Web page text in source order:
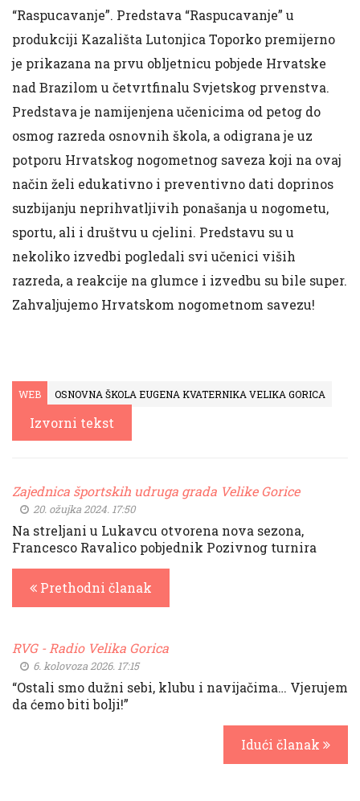
“Raspucavanje”. Predstava “Raspucavanje” u
produkciji Kazališta Lutonjica Toporko premijerno
je prikazana na prvu obljetnicu pobjede Hrvatske
nad Brazilom u četvrtfinalu Svjetskog prvenstva.
Predstava je namijenjena učenicima od petog do
osmog razreda osnovnih škola, a odigrana je uz
potporu Hrvatskog nogometnog saveza koji na ovaj
način želi edukativno i preventivno dati doprinos
suzbijanju neprihvatljivih ponašanja u nogometu,
sportu, ali i društvu u cjelini. Predstavu su u
nekoliko izvedbi pogledali svi učenici viših
razreda, a reakcije na glumce i izvedbu su bile super.
Zahvaljujemo Hrvatskom nogometnom savezu!
WEB OSNOVNA ŠKOLA EUGENA KVATERNIKA VELIKA GORICA
Izvorni tekst
Zajednica športskih udruga grada Velike Gorice
20. ožujka 2024. 17:50
Na streljani u Lukavcu otvorena nova sezona,
Francesco Ravalico pobjednik Pozivnog turnira
Prethodni članak
RVG - Radio Velika Gorica
6. kolovoza 2026. 17:15
“Ostali smo dužni sebi, klubu i navijačima… Vjerujem
da ćemo biti bolji!”
Idući članak